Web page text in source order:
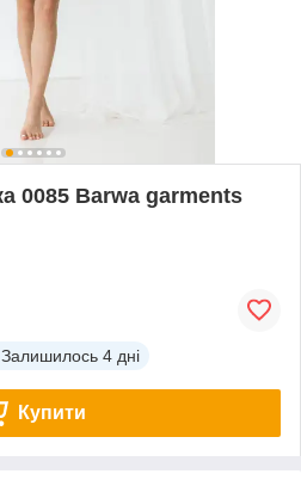
0085 Barwa garments
Залишилось 4 дні
Купити